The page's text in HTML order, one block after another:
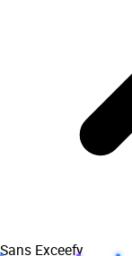
Sans Exceefy